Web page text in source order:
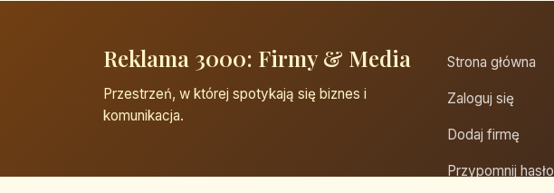
Reklama 3000: Firmy & Media
Przestrzeń, w której spotykają się biznes i
komunikacja.
Strona główna
Zaloguj się
Dodaj firmę
Przypomnij hasło